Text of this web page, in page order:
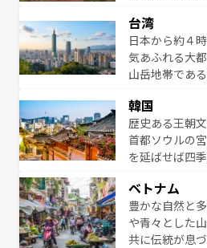
豊かで、美味
ング、ハイキ
台湾
日本から約４
気あふれる大
山岳地帯であ
から高級料理
える。 な
韓国
歴史ある王朝
首都ソウルの
を延ばせば四
能できる。あ
ベトナム
豊かな自然と
や青々とした
共に伝統が息